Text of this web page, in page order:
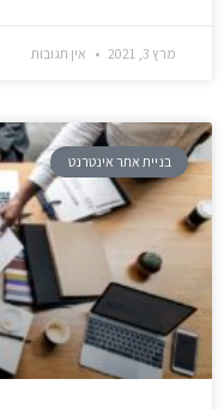
מרץ 3, 2021 אין תגובות
בניית אתר אינטרנט